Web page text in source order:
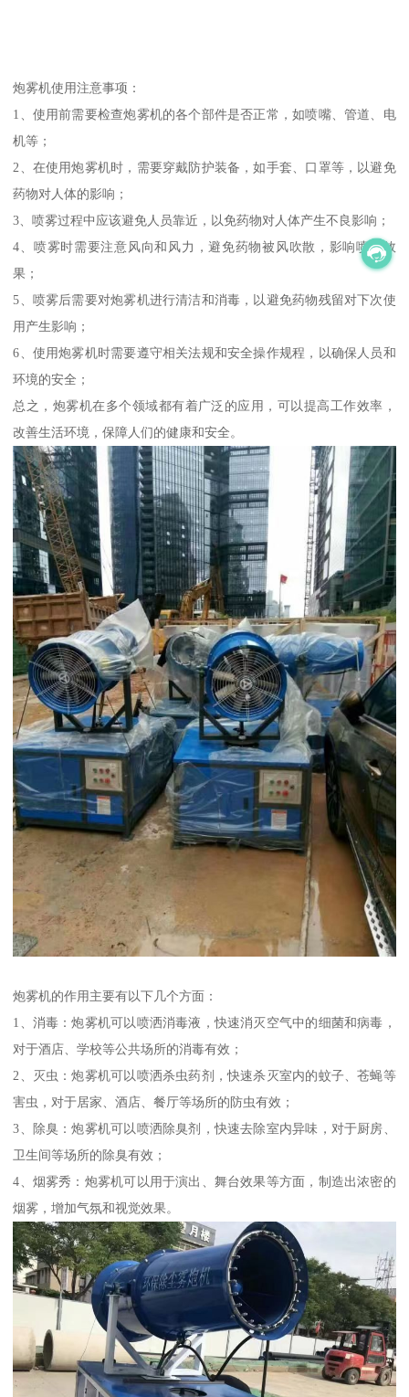
炮雾机使用注意事项：
1、使用前需要检查炮雾机的各个部件是否正常，如喷嘴、管道、电
机等；
2、在使用炮雾机时，需要穿戴防护装备，如手套、口罩等，以避免
药物对人体的影响；
3、喷雾过程中应该避免人员靠近，以免药物对人体产生不良影响；
4、喷雾时需要注意风向和风力，避免药物被风吹散，影响喷雾效
果；
5、喷雾后需要对炮雾机进行清洁和消毒，以避免药物残留对下次使
用产生影响；
6、使用炮雾机时需要遵守相关法规和安全操作规程，以确保人员和
环境的安全；
总之，炮雾机在多个领域都有着广泛的应用，可以提高工作效率，
改善生活环境，保障人们的健康和安全。
炮雾机的作用主要有以下几个方面：
1、消毒：炮雾机可以喷洒消毒液，快速消灭空气中的细菌和病毒，
对于酒店、学校等公共场所的消毒有效；
2、灭虫：炮雾机可以喷洒杀虫药剂，快速杀灭室内的蚊子、苍蝇等
害虫，对于居家、酒店、餐厅等场所的防虫有效；
3、除臭：炮雾机可以喷洒除臭剂，快速去除室内异味，对于厨房、
卫生间等场所的除臭有效；
4、烟雾秀：炮雾机可以用于演出、舞台效果等方面，制造出浓密的
烟雾，增加气氛和视觉效果。